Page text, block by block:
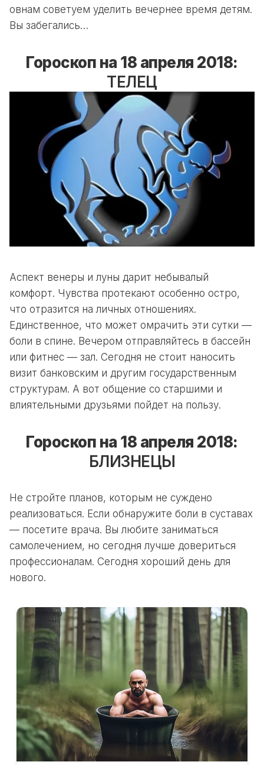
овнам советуем уделить вечернее время детям.
Вы забегались…
Гороскоп на 18 апреля 2018:
ТЕЛЕЦ
Аспект венеры и луны дарит небывалый
комфорт. Чувства протекают особенно остро,
что отразится на личных отношениях.
Единственное, что может омрачить эти сутки —
боли в спине. Вечером отправляйтесь в бассейн
или фитнес — зал. Сегодня не стоит наносить
визит банковским и другим государственным
структурам. А вот общение со старшими и
влиятельными друзьями пойдет на пользу.
Гороскоп на 18 апреля 2018:
БЛИЗНЕЦЫ
Не стройте планов, которым не суждено
реализоваться. Если обнаружите боли в суставах
— посетите врача. Вы любите заниматься
самолечением, но сегодня лучше довериться
профессионалам. Сегодня хороший день для
нового.